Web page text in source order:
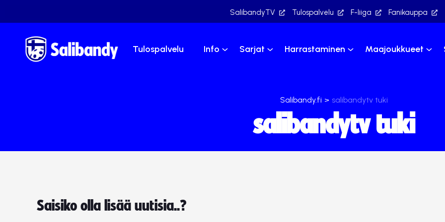
SalibandyTV Tulospalvelu F-liiga Fanikauppa
Tulospalvelu Info Sarjat Harrastaminen Maajoukkueet
Salibandy.fi > salibandytv tuki
salibandytv tuki
Saisiko olla lisää uutisia..?